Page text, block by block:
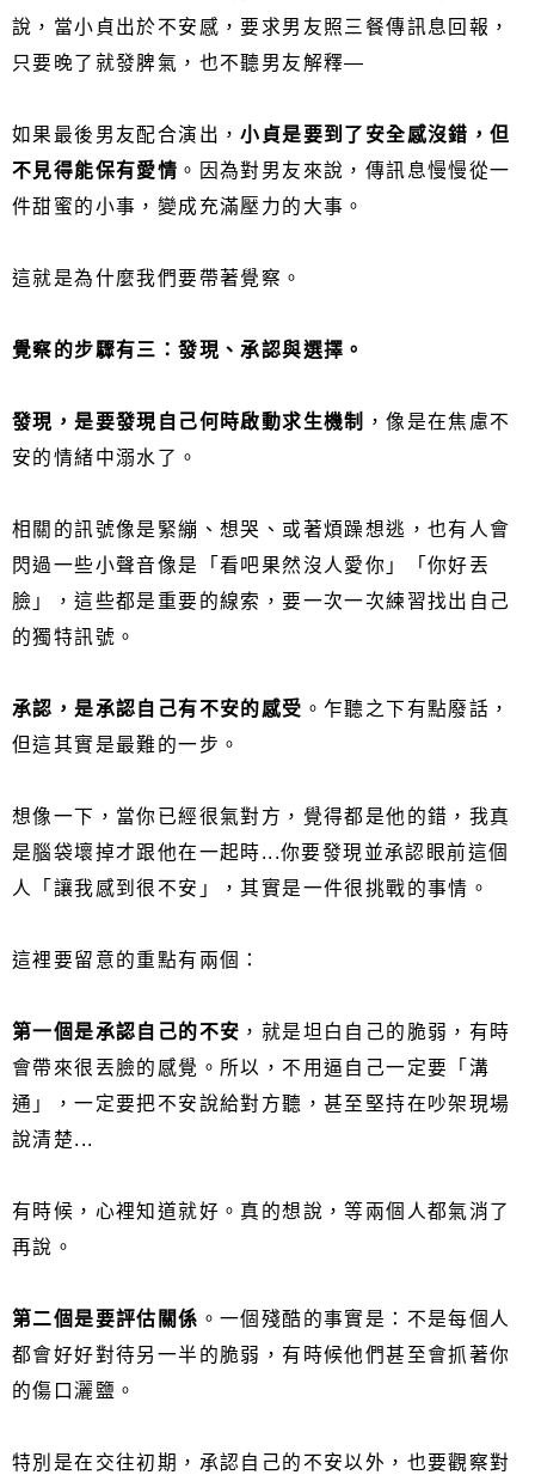
說，當小貞出於不安感，要求男友照三餐傳訊息回報，
只要晚了就發脾氣，也不聽男友解釋—
如果最後男友配合演出，小貞是要到了安全感沒錯，但
不見得能保有愛情 。因為對男友來說，傳訊息慢慢從一
件甜蜜的小事，變成充滿壓力的大事。
這就是為什麼我們要帶著覺察。
覺察的步驟有三：發現、承認與選擇。
發現，是要發現自己何時啟動求生機制
，像是在焦慮不
安的情緒中溺水了。
相關的訊號像是緊繃、想哭、或著煩躁想逃，也有人會
閃過一些小聲音像是「看吧果然沒人愛你」「你好丟
臉」，這些都是重要的線索，要一次一次練習找出自己
的獨特訊號。
承認，是承認自己有不安的感受 。乍聽之下有點廢話，
但這其實是最難的一步。
想像一下，當你已經很氣對方，覺得都是他的錯，我真
是腦袋壞掉才跟他在一起時...你要發現並承認眼前這個
人「讓我感到很不安」，其實是一件很挑戰的事情。
這裡要留意的重點有兩個：
第一個是承認自己的不安 ，就是坦白自己的脆弱，有時
會帶來很丟臉的感覺。所以，不用逼自己一定要「溝
通」，一定要把不安說給對方聽，甚至堅持在吵架現場
說清楚...
有時候，心裡知道就好。真的想說，等兩個人都氣消了
再說。
第二個是要評估關係 。一個殘酷的事實是：不是每個人
都會好好對待另一半的脆弱，有時候他們甚至會抓著你
的傷口灑鹽。
特別是在交往初期，承認自己的不安以外，也要觀察對